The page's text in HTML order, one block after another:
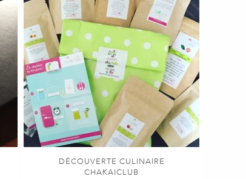
DÉCOUVERTE CULINAIRE
CHAKAICLUB